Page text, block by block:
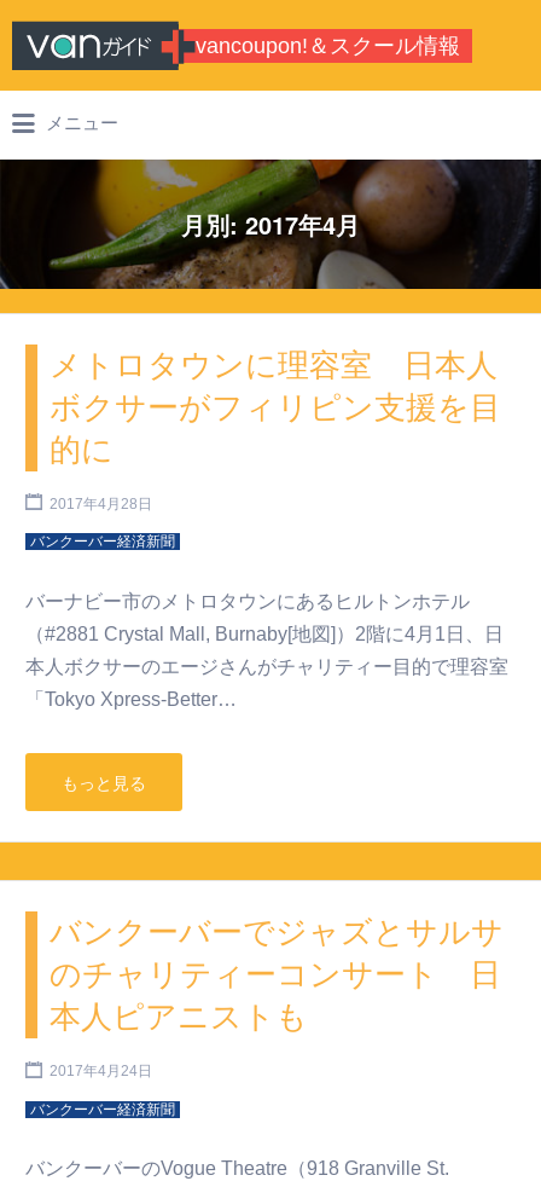
vancoupon!＆スクール情報
バンクーバーのシティガイド・学校情
報
メニュー
月別: 2017年4月
メトロタウンに理容室 日本人
ボクサーがフィリピン支援を目
的に
2017年4月28日
バンクーバー経済新聞
バーナビー市のメトロタウンにあるヒルトンホテル
（#2881 Crystal Mall, Burnaby[地図]）2階に4月1日、日
本人ボクサーのエージさんがチャリティー目的で理容室
「Tokyo Xpress-Better…
もっと見る
バンクーバーでジャズとサルサ
のチャリティーコンサート 日
本人ピアニストも
2017年4月24日
バンクーバー経済新聞
バンクーバーのVogue Theatre（918 Granville St.